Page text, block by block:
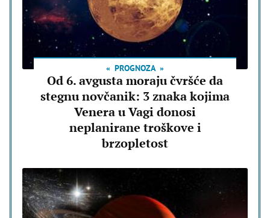
PROGNOZA
Od 6. avgusta moraju čvršće da
stegnu novčanik: 3 znaka kojima
Venera u Vagi donosi
neplanirane troškove i
brzopletost